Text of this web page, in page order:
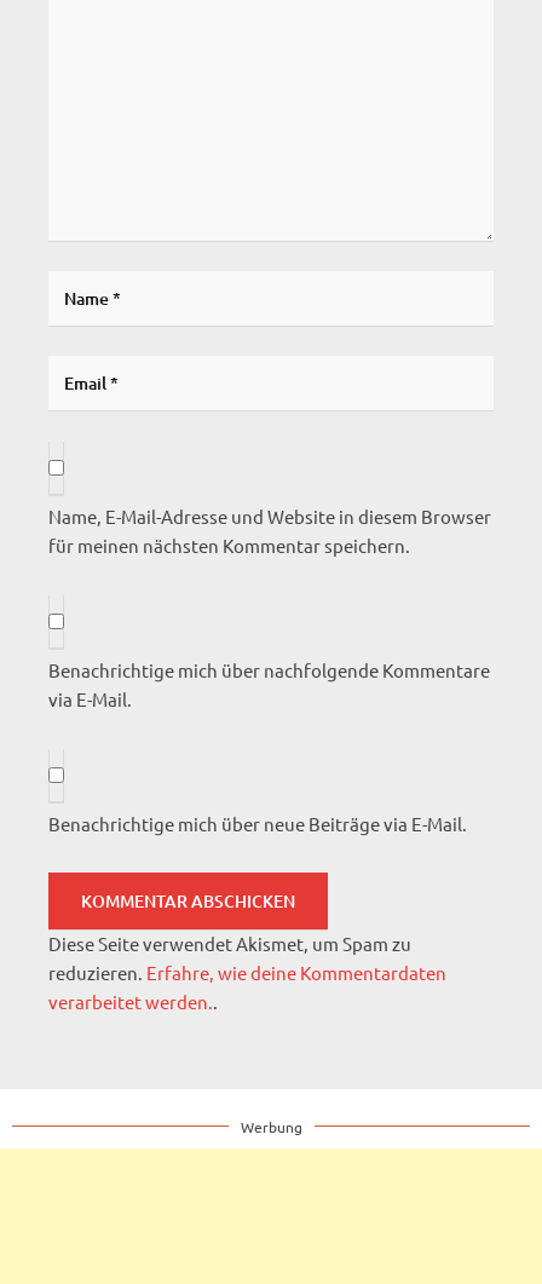
Name, E-Mail-Adresse und Website in diesem Browser
für meinen nächsten Kommentar speichern.
Benachrichtige mich über nachfolgende Kommentare
via E-Mail.
Benachrichtige mich über neue Beiträge via E-Mail.
Diese Seite verwendet Akismet, um Spam zu
reduzieren. Erfahre, wie deine Kommentardaten
verarbeitet werden.
Werbung